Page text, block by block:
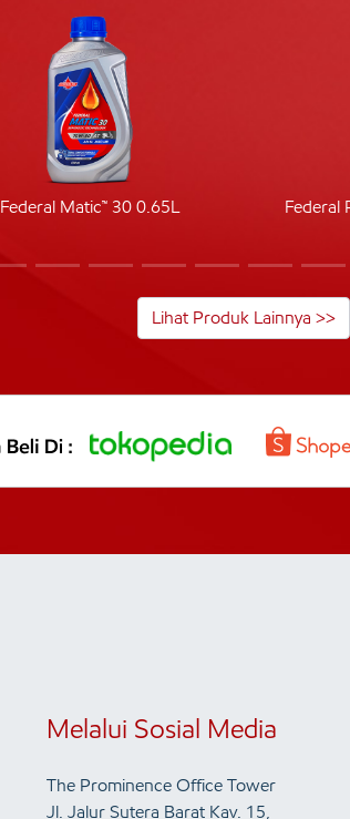
Federal Matic™ 30 0.65L Federal
Lihat Produk Lainnya >>
Melalui Sosial Media
The Prominence Office Tower
Jl. Jalur Sutera Barat Kav. 15,